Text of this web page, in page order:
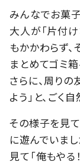
みんなでお菓
大人が「片付
もかかわらず
まとめてゴミ箱
さらに、周り
よう」と、ごく
その様子を見
に遊んでいま
見て「俺もやる